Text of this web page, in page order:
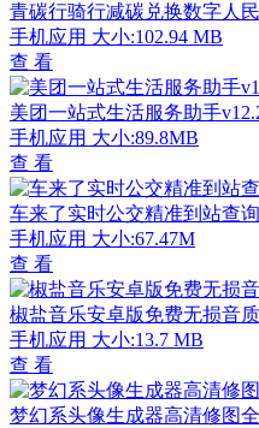
青碳行骑行减碳兑换数字人
手机应用 大小:102.94 MB
查 看
美团一站式生活服务助手
手机应用 大小:89.8MB
查 看
车来了实时公交精准到站查
手机应用 大小:67.47M
查 看
椒盐音乐安卓版免费无损音
手机应用 大小:13.7 MB
查 看
梦幻系头像生成器高清修图